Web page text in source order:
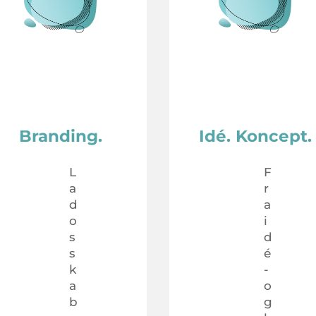
Branding.
L
a
d
o
s
s
k
a
b
Idé. Koncept.
F
r
a
i
d
é
-
o
g